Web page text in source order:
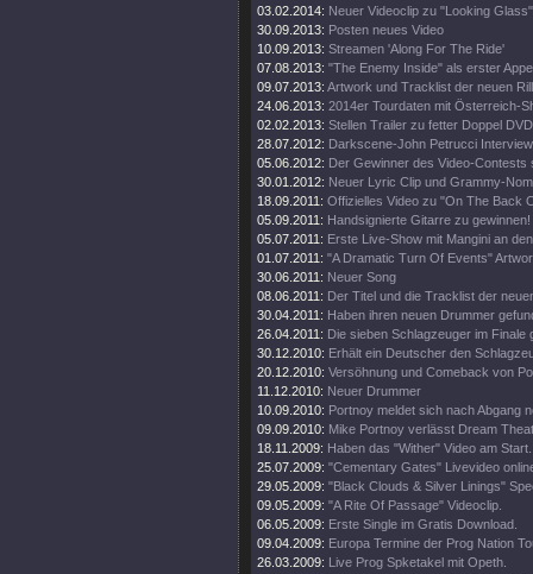
03.02.2014: Neuer Videoclip zu "Looking
30.09.2013: Posten neues Video
10.09.2013: Streamen 'Along For The Ride'
07.08.2013: "The Enemy Inside" als erster
09.07.2013: Artwork und Tracklist der neuen
24.06.2013: 2014er Tourdaten mit Österreich-
02.02.2013: Stellen Trailer zu fetter Doppel
28.07.2012: Darkscene-John Petrucci
05.06.2012: Der Gewinner des Video-Contests
30.01.2012: Neuer Lyric Clip und Grammy-
18.09.2011: Offizielles Video zu "On The Back
05.09.2011: Handsignierte Gitarre zu gewinnen!
05.07.2011: Erste Live-Show mit Mangini an
01.07.2011: "A Dramatic Turn Of Events"
30.06.2011: Neuer Song
08.06.2011: Der Titel und die Tracklist der
30.04.2011: Haben ihren neuen Drummer
26.04.2011: Die sieben Schlagzeuger im Finale
30.12.2010: Erhält ein Deutscher den
20.12.2010: Versöhnung und Comeback von
11.12.2010: Neuer Drummer
10.09.2010: Portnoy meldet sich nach Abgang
09.09.2010: Mike Portnoy verlässt Dream
18.11.2009: Haben das "Wither" Video am Start.
25.07.2009: "Cementary Gates" Livevideo
29.05.2009: "Black Clouds & Silver Linings"
09.05.2009: "A Rite Of Passage" Videoclip.
06.05.2009: Erste Single im Gratis Download.
09.04.2009: Europa Termine der Prog Nation
26.03.2009: Live Prog Spketakel mit Opeth.